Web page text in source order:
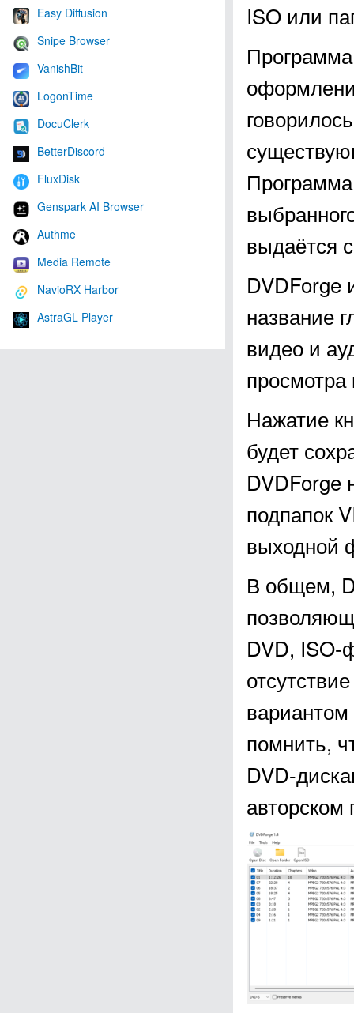
Easy Diffusion
Snipe Browser
VanishBit
LogonTime
DocuClerk
BetterDiscord
FluxDisk
Genspark AI Browser
Authme
Media Remote
NavioRX Harbor
AstraGL Player
ISO или
выдаётся
DVDForge
название
видео и
Нажатие
будет
DVDForge
подпапок
выходной
В общем,
DVD, ISO-
помнить,
DVD-
авторском